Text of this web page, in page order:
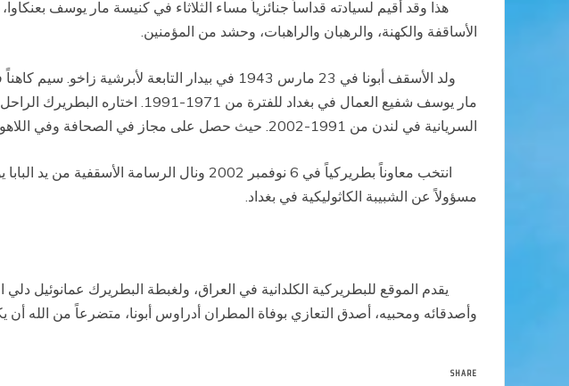
هذا وقد أقيم لسيادته قداساً جنائزياً مساء الثلاثاء في كنيسة مار يوسف
الأساقفة والكهنة، والرهبان والراهبات، وحشد من المؤمنين.
السريانية في لندن من 1991-2002. حيث حصل على مجاز في الصحافة وفي اللاهوت الرعائي من جامعة هيثروب بلندن
مسؤولاً عن الشبيبة الكاثوليكية في بغداد.
يقدم الموقع للبطريركية الكلدانية في العراق، ولغبطة البطريرك عمانوئيل دلي
وأصدقائه ومحبيه، أصدق التعازي بوفاة المطران أدراوس أبونا، متضرعاً من الله
SHARE